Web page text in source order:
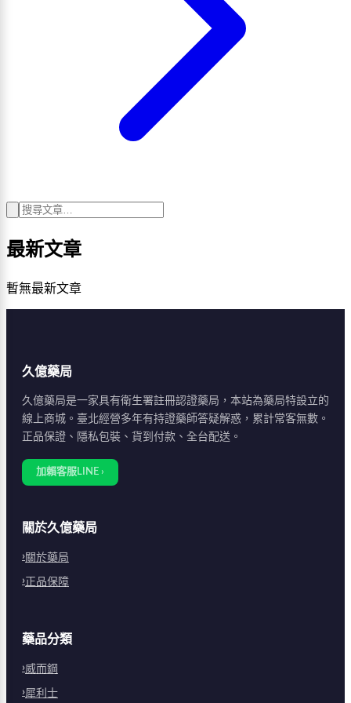
最新文章
暫無最新文章
久億藥局
久億藥局是一家具有衛生署註冊認證藥局，本站為藥局特設立的
線上商城。臺北經營多年有持證藥師答疑解惑，累計常客無數。
正品保證、隱私包裝、貨到付款、全台配送。
加賴客服LINE ›
關於久億藥局
關於藥局
正品保障
藥品分類
威而鋼
犀利士